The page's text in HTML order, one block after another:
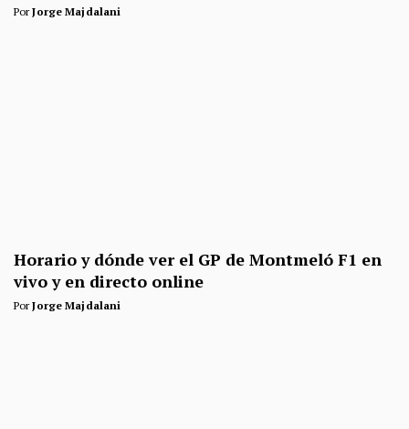
PorJorge Majdalani
Horario y dónde ver el GP de Montmeló F1 en
vivo y en directo online
PorJorge Majdalani